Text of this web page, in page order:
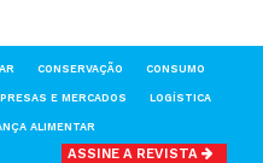
CONSERVAÇÃO CONSUMO
E MERCADOS LOGÍSTICA
ALIMENTAR
ASSINE A REVISTA